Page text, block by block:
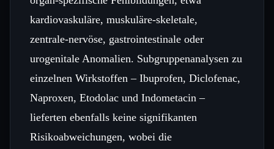
kardiovaskuläre, muskuläre‑skeletale,
zentrale‑nervöse, gastrointestinale oder
urogenitale Anomalien. Subgruppenanalysen zu
einzelnen Wirkstoffen – Ibuprofen, Diclofenac,
Naproxen, Etodolac und Indometacin –
lieferten ebenfalls keine signifikanten
Risikoabweichungen, wobei die